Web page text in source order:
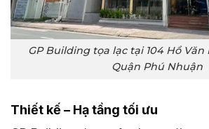
GP Building tọa lạc tại 104 Hồ Văn
Quận Phú Nhuận
Thiết kế – Hạ tầng tối ưu